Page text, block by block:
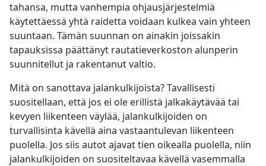
tahansa, mutta vanhempia ohjausjärjestelmiä
käytettäessä yhtä raidetta voidaan kulkea vain yhteen
suuntaan. Tämän suunnan on ainakin joissakin
tapauksissa päättänyt rautatieverkoston alunperin
suunnitellut ja rakentanut valtio.
Mitä on sanottava jalankulkijoista? Tavallisesti
suositellaan, että jos ei ole erillistä jalkakäytävää tai
kevyen liikenteen väylää, jalankulkijoiden on
turvallisinta kävellä aina vastaantulevan liikenteen
puolella. Jos siis autot ajavat tien oikealla puolella, niin
jalankulkijoiden on suositeltavaa kävellä vasemmalla